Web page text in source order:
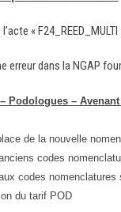
«
erreur dans la NGAP
Podologues – Avenant
de la nouvelle
codes
codes
du tarif POD